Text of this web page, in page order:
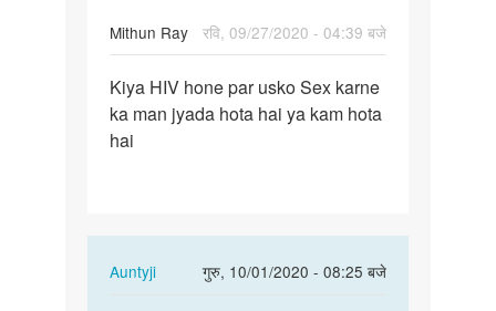
Mithun Ray
रवि, 09/27/2020 - 04:39 बजे
Kiya
HIV
hone
Kiya HIV hone par usko Sex karne
ka man jyada hota hai ya kam hota
hai
Auntyji
गुरु, 10/01/2020 - 08:25 बजे
In